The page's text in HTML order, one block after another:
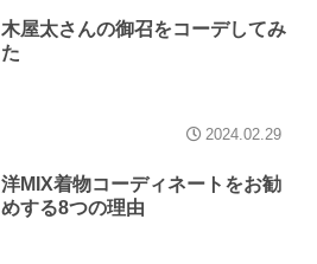
木屋太さんの御召をコーデしてみ
た
2024.02.29
洋MIX着物コーディネートをお勧
めする8つの理由